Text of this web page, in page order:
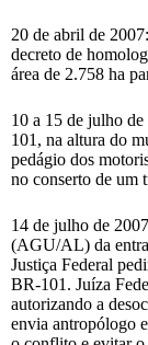
20 de abril de
decreto de
área de 2.758 ha
10 a 15 de julho
101, na altura do
pedágio dos
no conserto de um
14 de julho de
(AGU/AL) da
Justiça Federal
BR-101. Juíza
autorizando a
envia antropólogo